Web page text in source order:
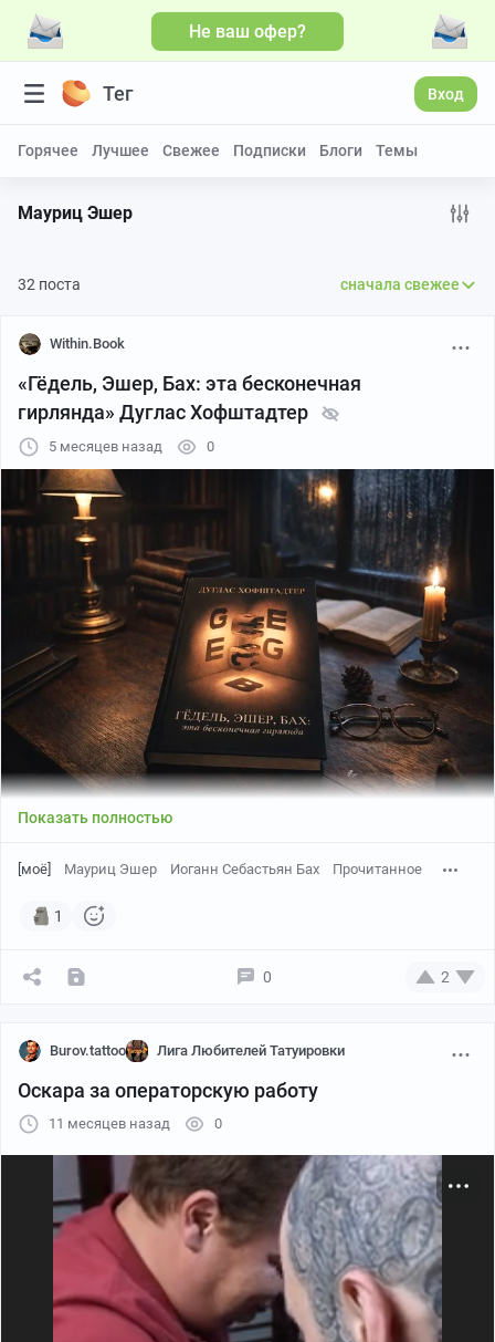
Не ваш офер?
Тег Вход
Горячее Лучшее Свежее Подписки Блоги Темы
Мауриц Эшер
32 поста сначала свежее
Within.Book
«Гёдель, Эшер, Бах: эта бесконечная
гирлянда» Дуглас Хофштадтер
5 месяцев назад 0
Показать полностью
[моё] Мауриц Эшер Иоганн Себастьян Бах Прочитанное
1
0 2
Burov.tattoo Лига Любителей Татуировки
Оскара за операторскую работу
11 месяцев назад 0
Больше видео